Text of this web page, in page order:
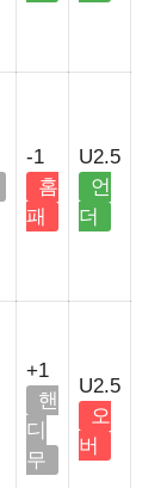
-1
홈
패
U2.5
언
더
+1
핸
디
무
U2.5
오
버